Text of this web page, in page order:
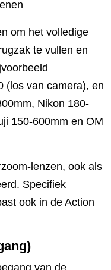
om het volledige
te vullen en
(los van camera), en
Nikon 180-
150-600mm en OM
lenzen, ook als
Specifiek
ook in de Action
van de